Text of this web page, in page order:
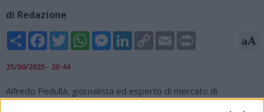
di Redazione
Share FacebookTwitterWhatsAppMessengerLinkedInCopy
Link
Email aA
25/06/2025 - 20:44
Alfredo Pedullà, giornalista ed esperto di mercato di